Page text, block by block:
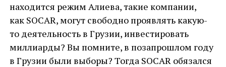
находится режим Алиева, такие компании,
как SOСAR, могут свободно проявлять какую-
то деятельность в Грузии, инвестировать
миллиарды? Вы помните, в позапрошлом году
в Грузии были выборы? Тогда SOСAR обязался